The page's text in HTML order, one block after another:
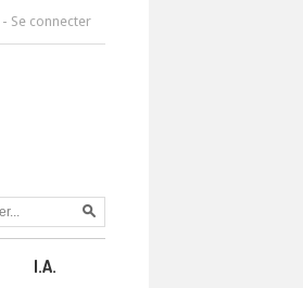
- Se connecter
I.A.